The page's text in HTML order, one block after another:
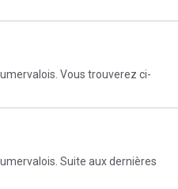
Vous trouverez ci-
Suite aux dernières